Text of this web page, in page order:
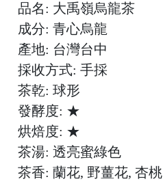
品名: 大禹嶺烏龍茶
成分: 青心烏龍
產地: 台灣台中
採收方式: 手採
茶乾: 球形
發酵度: ★
烘焙度: ★
茶湯: 透亮蜜綠色
茶香: 蘭花, 野薑花, 杏桃